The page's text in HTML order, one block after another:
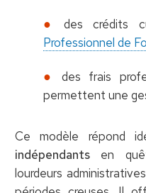
des crédits
Professionnel de
des frais
permettent une
Ce modèle répond
indépendantsen
lourdeurs